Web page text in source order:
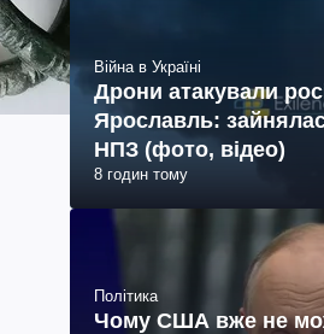
Війна в Україні
Дрони атакували
Ярославль:
НПЗ (фото, відео)
8 годин тому
Політика
Чому США вже не